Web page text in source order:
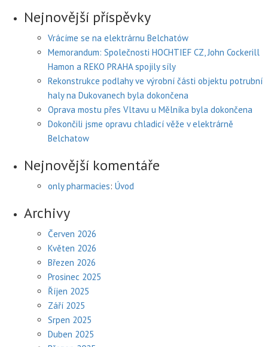
Nejnovější příspěvky
Vrácíme se na elektrárnu Belchatów
Memorandum: Společnosti HOCHTIEF CZ, John Cockerill
Hamon a REKO PRAHA spojily síly
Rekonstrukce podlahy ve výrobní části objektu potrubní
haly na Dukovanech byla dokončena
Oprava mostu přes Vltavu u Mělníka byla dokončena
Dokončili jsme opravu chladicí věže v elektrárně
Belchatow
Nejnovější komentáře
only pharmacies: Úvod
Archivy
Červen 2026
Květen 2026
Březen 2026
Prosinec 2025
Říjen 2025
Září 2025
Srpen 2025
Duben 2025